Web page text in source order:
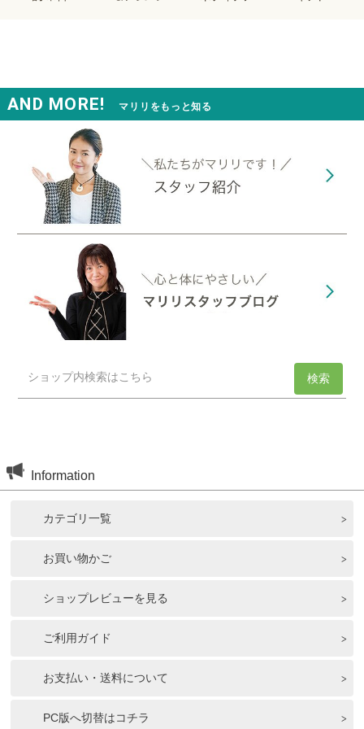
AND MORE! マリリをもっと知る
Information
カテゴリ一覧
お買い物かご
ショップレビューを見る
ご利用ガイド
お支払い・送料について
PC版へ切替はコチラ